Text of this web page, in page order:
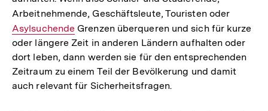
Arbeitnehmende, Geschäftsleute, Touristen oder
Link:
Asylsuchende Grenzen überqueren und sich für kurze
oder längere Zeit in anderen Ländern aufhalten oder
dort leben, dann werden sie für den entsprechenden
Zeitraum zu einem Teil der Bevölkerung und damit
auch relevant für Sicherheitsfragen.